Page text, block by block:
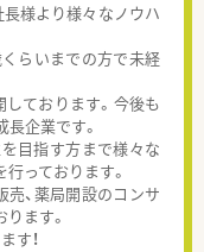
様より様々なノウハ
らいまでの方で未経
ております。今後も
企業です。
目指す方まで様々な
っております。
、薬局開設のコンサ
ます。
す！